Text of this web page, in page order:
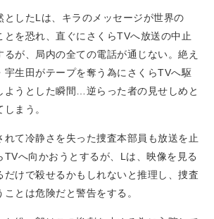
としたLは、キラのメッセージが世界の
とを恐れ、直ぐにさくらTVへ放送の中止
るが、局内の全ての電話が通じない。絶え
宇生田がテープを奪う為にさくらTVへ駆
ようとした瞬間…逆らった者の見せしめと
まう。
れて冷静さを失った捜査本部員も放送を止
TVへ向かおうとするが、Lは、映像を見る
だけで殺せるかもしれないと推理し、捜査
とは危険だと警告をする。